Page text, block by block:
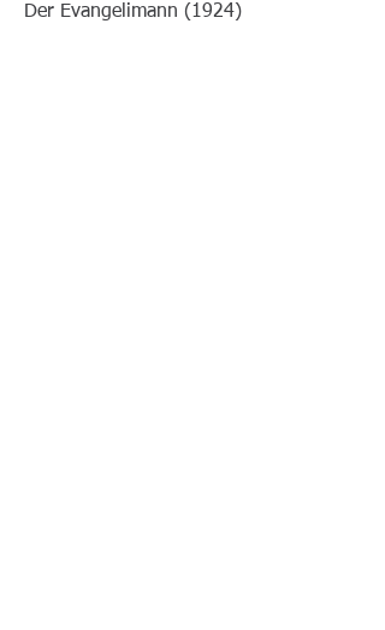
Der Evangelimann (1924)